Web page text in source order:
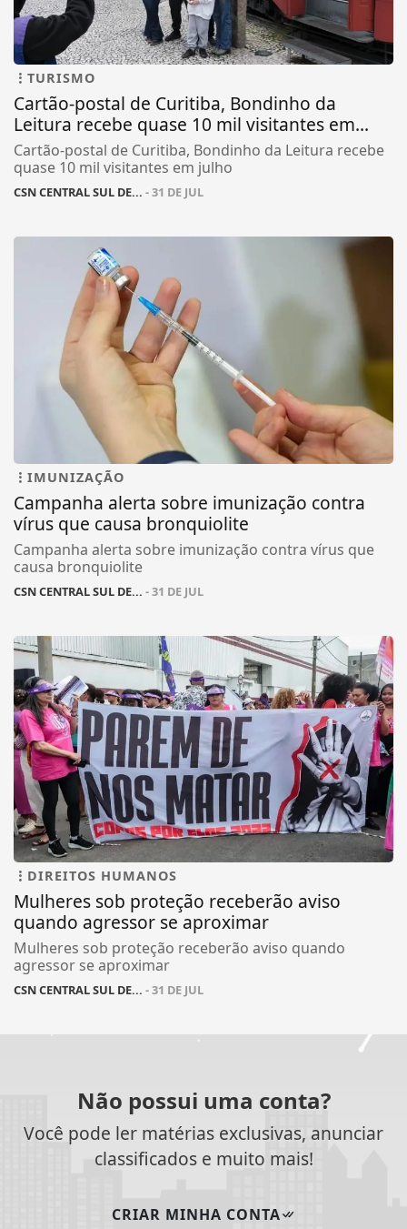
TURISMO
Cartão-postal de Curitiba, Bondinho da
Leitura recebe quase 10 mil visitantes em...
Cartão-postal de Curitiba, Bondinho da Leitura recebe
quase 10 mil visitantes em julho
CSN CENTRAL SUL DE... - 31 DE JUL
IMUNIZAÇÃO
Campanha alerta sobre imunização contra
vírus que causa bronquiolite
Campanha alerta sobre imunização contra vírus que
causa bronquiolite
CSN CENTRAL SUL DE... - 31 DE JUL
DIREITOS HUMANOS
Mulheres sob proteção receberão aviso
quando agressor se aproximar
Mulheres sob proteção receberão aviso quando
agressor se aproximar
CSN CENTRAL SUL DE... - 31 DE JUL
Não possui uma conta?
Você pode ler matérias exclusivas, anunciar
classificados e muito mais!
CRIAR MINHA CONTA